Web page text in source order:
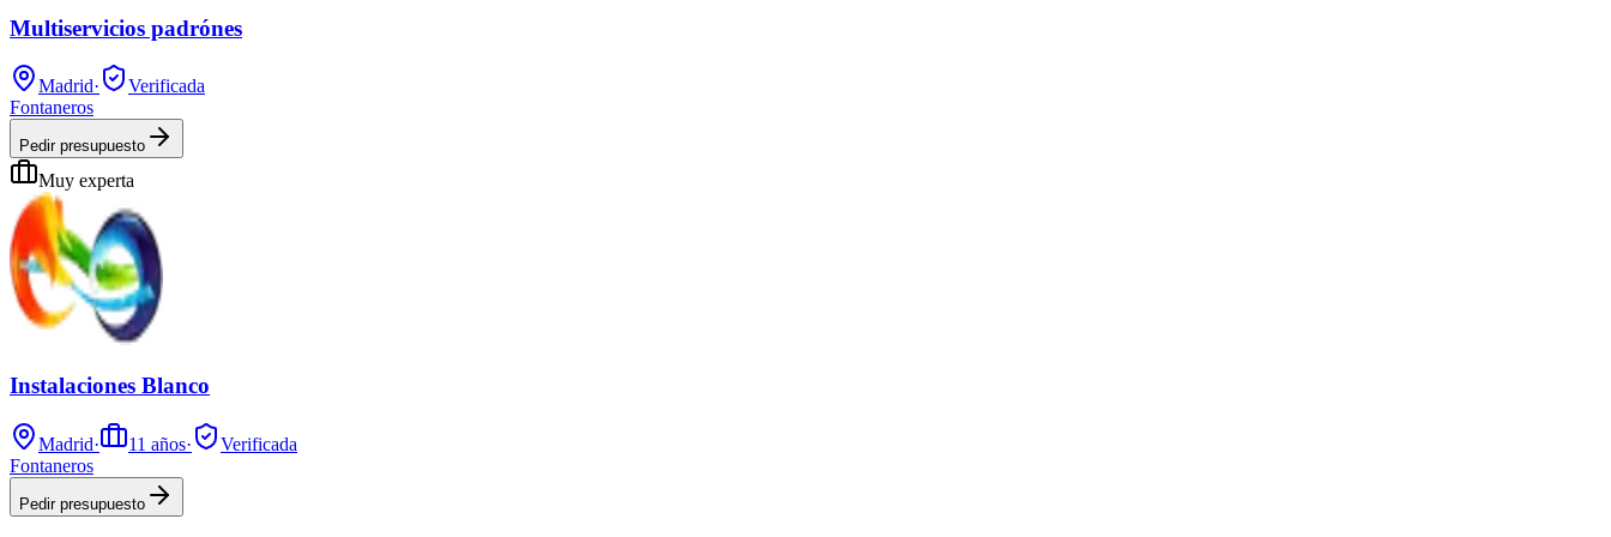
Multiservicios padrónes
Madrid·
Verificada
Fontaneros
Pedir presupuesto
Muy experta
Instalaciones Blanco
Madrid· 11 años·
Verificada
Fontaneros
Pedir presupuesto